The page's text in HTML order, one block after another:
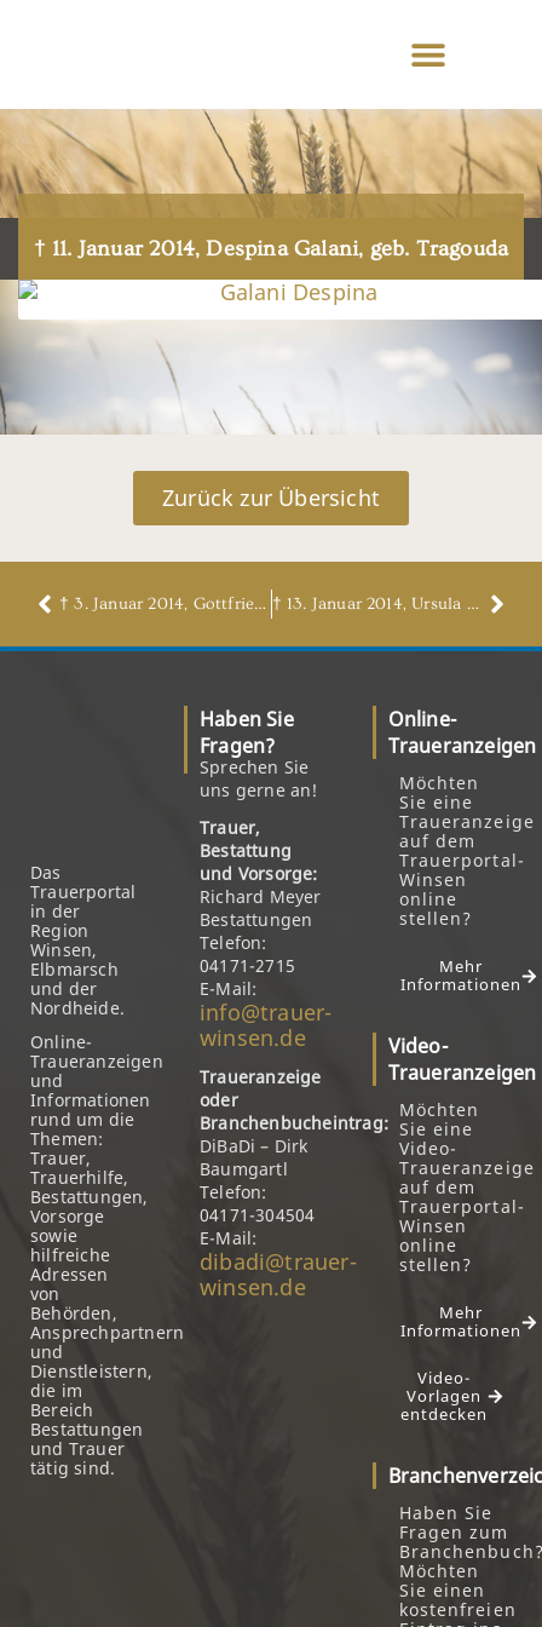
† 11. Januar 2014, Despina Galani, geb. Tragouda
Zurück zur Übersicht
† 3. Januar 2014, Gottfried Groschupf † 13. Januar 2014, Ursula Kötke, geb. Reinecke
Das
Trauerportal
in der
Region
Winsen,
Elbmarsch
und der
Nordheide.
Online-
Traueranzeigen
und
Informationen
rund um die
Themen:
Trauer,
Trauerhilfe,
Bestattungen,
Vorsorge
sowie
hilfreiche
Adressen
von
Behörden,
Ansprechpartnern
und
Dienstleistern,
die im
Bereich
Bestattungen
und Trauer
tätig sind.
Haben Sie
Fragen?
Sprechen Sie
uns gerne an!
Trauer,
Bestattung
und Vorsorge:
Richard Meyer
Bestattungen
Telefon:
04171-2715
E-Mail:
info@trauer-
winsen.de
Traueranzeige
oder
Branchenbucheintrag:
DiBaDi – Dirk
Baumgartl
Telefon:
04171-304504
E-Mail:
dibadi@trauer-
winsen.de
Online-
Traueranzeigen
Möchten
Sie eine
Traueranzeige
auf dem
Trauerportal-
Winsen
online
stellen?
Mehr
Informationen
Video-
Traueranzeigen
Möchten
Sie eine
Video-
Traueranzeige
auf dem
Trauerportal-
Winsen
online
stellen?
Mehr
Informationen
Video-
Vorlagen
entdecken
Haben Sie
Fragen zum
Möchten
Sie einen
kostenfreien